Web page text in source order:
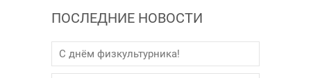
ПОСЛЕДНИЕ НОВОСТИ
С днём физкультурника!